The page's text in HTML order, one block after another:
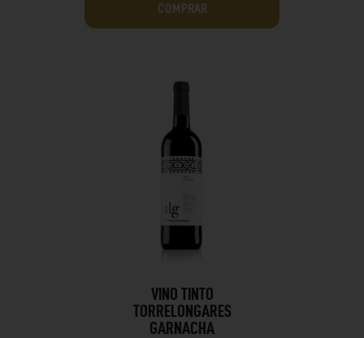
COMPRAR
VINO TINTO
TORRELONGARES
GARNACHA